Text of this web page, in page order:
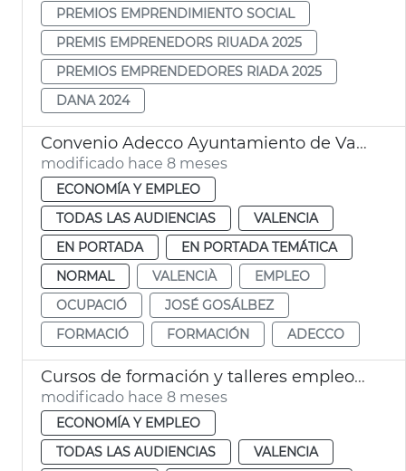
PREMIOS EMPRENDIMIENTO SOCIAL
PREMIS EMPRENEDORS RIUADA 2025
PREMIOS EMPRENDEDORES RIADA 2025
DANA 2024
Convenio Adecco Ayuntamiento de València
modificado hace 8 meses
ECONOMÍA Y EMPLEO
TODAS LAS AUDIENCIAS
VALENCIA
EN PORTADA
EN PORTADA TEMÁTICA
NORMAL
VALENCIÀ
EMPLEO
OCUPACIÓ
JOSÉ GOSÁLBEZ
FORMACIÓ
FORMACIÓN ADECCO
Cursos de formación y talleres empleo València
modificado hace 8 meses
ECONOMÍA Y EMPLEO
TODAS LAS AUDIENCIAS
VALENCIA